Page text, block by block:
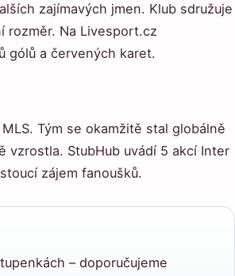
zajímavých jmen. Klub sdružuje
rozměr. Na Livesport.cz
gólů a červených karet.
Tým se okamžitě stal globálně
vzrostla. StubHub uvádí 5 akcí Inter
zájem fanoušků.
– doporučujeme